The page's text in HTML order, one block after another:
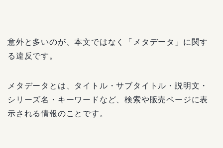
意外と多いのが、本文ではなく「メタデータ」に関す
る違反です。
メタデータとは、タイトル・サブタイトル・説明文・
シリーズ名・キーワードなど、検索や販売ページに表
示される情報のことです。